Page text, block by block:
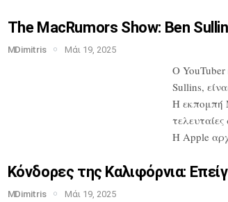
The MacRumors Show: Ben
MDimitris Μάι 19, 2025
Ο YouTuber
Sullins,
Ηεκπομπή
Η Apple
Κόνδορες της Καλιφόρνια:
MDimitris Μάι 19, 2025